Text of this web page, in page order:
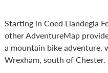
Starting in Coed Llandegla
other AdventureMap
a mountain bike adventure,
Wrexham, south of Chester.